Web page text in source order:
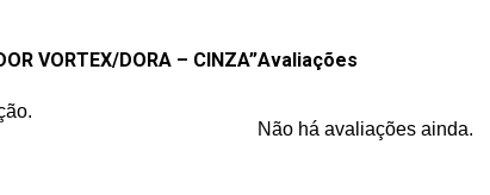
Avaliações
Não há avaliações ainda.
VORTEX/DORA – CINZA”